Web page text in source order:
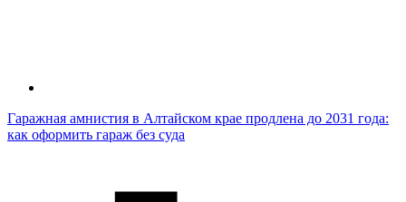
Гаражная амнистия в Алтайском крае продлена до 2031 года:
как оформить гараж без суда